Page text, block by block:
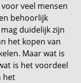
veel mensen
behoorlijk
duidelijk zijn
het kopen van
Maar wat is
is het voordeel
het